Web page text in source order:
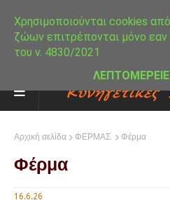
Αρχική σελίδα ΦΕΡΜΑΣ Φέρμα
Φέρμα
16.6.26
Χρησιμοποιούνται cookies
ζώων επιτρέπονται μόνο εαν
του ν. 4830/2021